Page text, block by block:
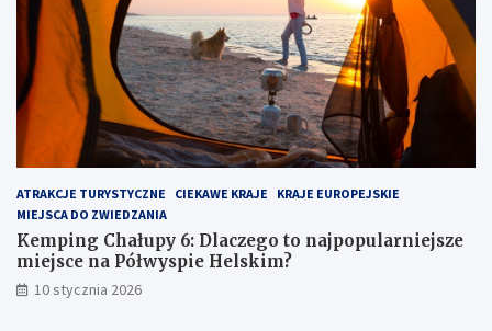
p
D
l
a
c
e
g
o
t
o
n
z
m
u
k
y
y
k
l
e
j
n
ATRAKCJE TURYSTYCZNE CIEKAWE KRAJE
KRAJE EUROPEJSKIE
MIEJSCA DO ZWIEDZANIA
Kemping Chałupy 6: Dlaczego to najpopularniejsze
miejsce na Półwyspie Helskim?
10 stycznia 2026